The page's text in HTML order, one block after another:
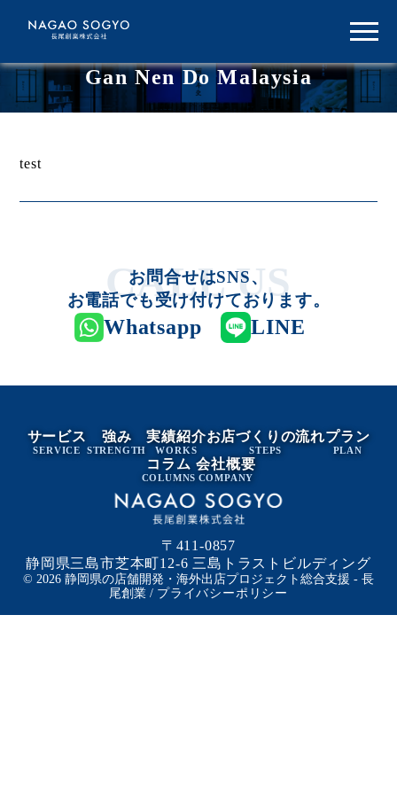
Gan Nen Do Malaysia
test
お問合せはSNS、
お電話でも受け付けております。
Whatsapp LINE
サービス
SERVICE
強み
STRENGTH
実績紹介
WORKS
お店づくりの流れ
STEPS
プラン
PLAN
コラム
COLUMNS
会社概要
COMPANY
〒411-0857
静岡県三島市芝本町12-6 三島トラストビルディング
© 2026 静岡県の店舗開発・海外出店プロジェクト総合支援 - 長
尾創業 / プライバシーポリシー